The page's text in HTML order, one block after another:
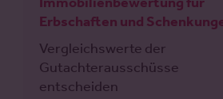
Erbschaften und
Vergleichswerte der
Gutachterausschüsse
entscheiden